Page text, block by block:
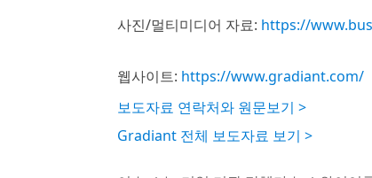
사진/멀티미디어 자료: https://
웹사이트: https://www.gradiant.com/
보도자료 연락처와 원문보기 >
Gradiant 전체 보도자료 보기 >